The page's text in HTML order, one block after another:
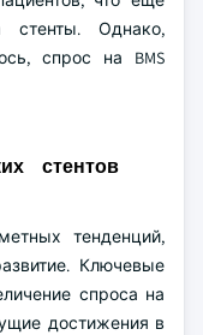
Однако,
спрос на BMS
стентов
тенденций,
Ключевые
спроса на
достижения в